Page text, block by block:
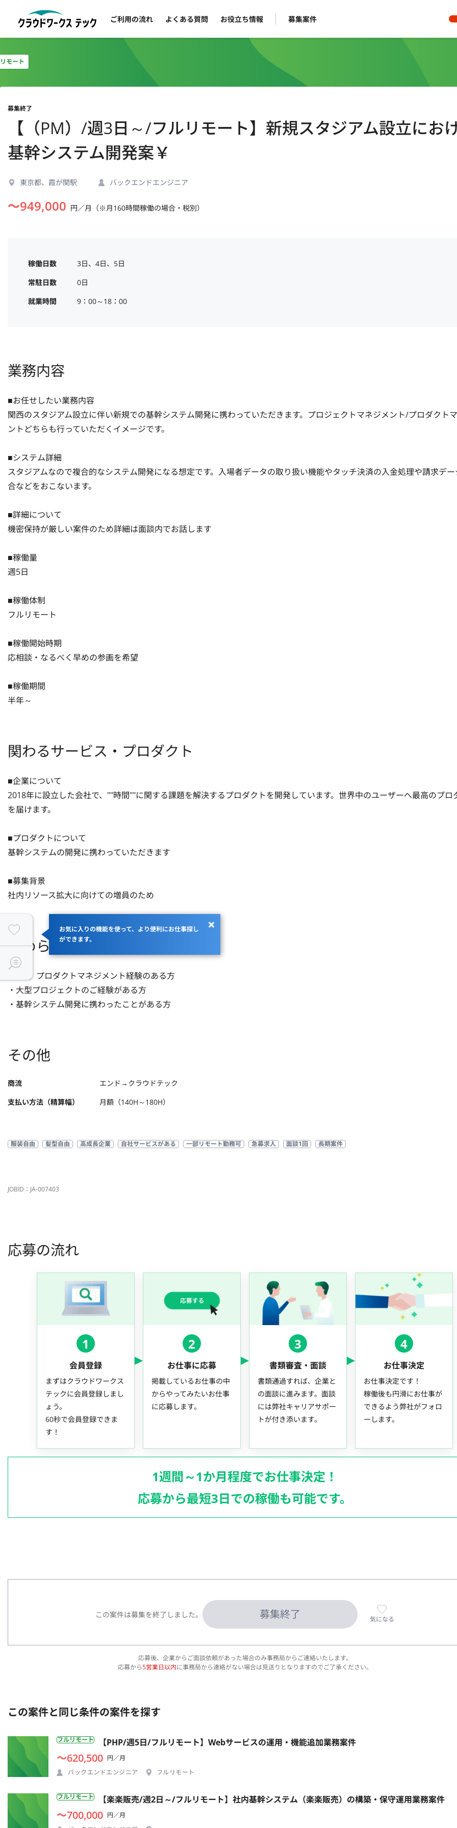
ご利用の流れ よくある質問 お役立ち情報 募集案件
お気に入りの機能を使って、より便利にお仕事探し
ができます。
モート
募集終了
【（PM）/週3日～/フルリモート】新規スタジアム設立にお
基幹システム開発案￥
東京都、霞が関駅 バックエンドエンジニア
〜949,000 円／月（※月160時間稼働の場合・税別）
稼働日数
3日、4日、5日
常駐日数
0日
就業時間
9：00～18：00
業務内容
■お任せしたい業務内容
関西のスタジアム設立に伴い新規での基幹システム開発に携わっていただきます。プロジェクトマネジメント/プロダクト
ントどちらも行っていただくイメージです。
■システム詳細
スタジアムなので複合的なシステム開発になる想定です。入場者データの取り扱い機能やタッチ決済の入金処理や請求デ
合などをおこないます。
■詳細について
機密保持が厳しい案件のため詳細は面談内でお話します
■稼働量
週5日
■稼働体制
フルリモート
■稼働開始時期
応相談・なるべく早めの参画を希望
■稼働期間
半年～
関わるサービス・プロダクト
■企業について
2018年に設立した会社で、""時間""に関する課題を解決するプロダクトを開発しています。世界中のユーザーへ最高のプロ
を届けます。
■プロダクトについて
基幹システムの開発に携わっていただきます
■募集背景
社内リソース拡大に向けての増員のため
求められるスキル
・PM、プロダクトマネジメント経験のある方
・大型プロジェクトのご経験がある方
・基幹システム開発に携わったことがある方
その他
商流
エンド→クラウドテック
支払い方法（精算幅）
月額（140H～180H）
服装自由 髪型自由 高成長企業 自社サービスがある 一部リモート勤務可 急募求人 面談1回 長期案件
JOBID：JA-007403
応募の流れ
1
会員登録
まずはクラウドワークス
テックに会員登録しまし
ょう。
60秒で会員登録できま
す！
2
お仕事に応募
掲載しているお仕事の中
からやってみたいお仕事
に応募します。
3
書類審査・面談
書類通過すれば、企業と
の面談に進みます。面談
には弊社キャリアサポー
トが付き添います。
4
お仕事決定
お仕事決定です！
稼働後も円滑にお仕事が
できるよう弊社がフォロ
ーします。
1週間～1か月程度でお仕事決定！
応募から最短3日での稼働も可能です。
この案件は募集を終了しました。 募集終了 気になる
応募後、企業からご面談依頼があった場合のみ事務局からご連絡いたします。
応募から5営業日以内に事務局から連絡がない場合は見送りとなりますのでご了承ください。
この案件と同じ条件の案件を探す
フルリモート 【PHP/週5日/フルリモート】Webサービスの運用・機能追加業務案件
〜620,500 円／月
バックエンドエンジニア
フルリモート
フルリモート 【楽楽販売/週2日～/フルリモート】社内基幹システム（楽楽販売）の構築・保守運用業務案件
〜700,000 円／月